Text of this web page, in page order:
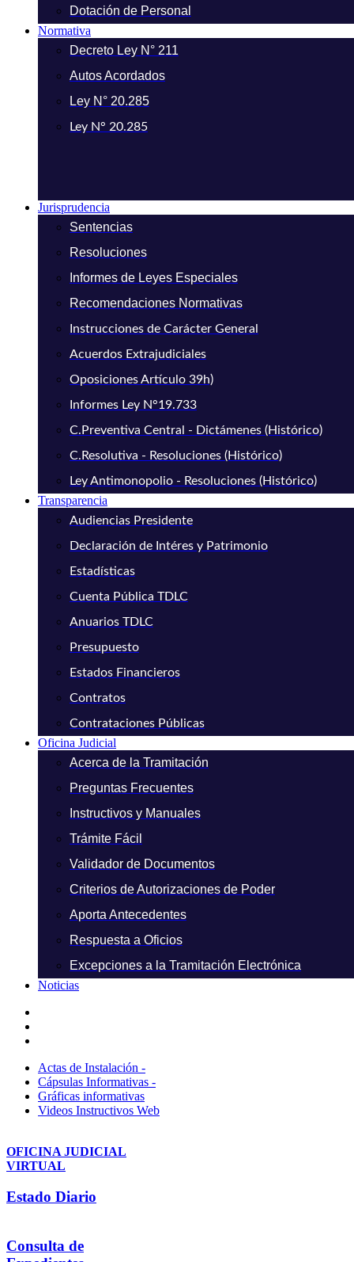
Dotación de Personal
Normativa
Decreto Ley N° 211
Autos Acordados
Ley N° 20.285
Ley N° 20.285
Jurisprudencia
Sentencias
Resoluciones
Informes de Leyes Especiales
Recomendaciones Normativas
Instrucciones de Carácter General
Acuerdos Extrajudiciales
Oposiciones Artículo 39h)
Informes Ley N°19.733
C.Preventiva Central - Dictámenes (Histórico)
C.Resolutiva - Resoluciones (Histórico)
Ley Antimonopolio - Resoluciones (Histórico)
Transparencia
Audiencias Presidente
Declaración de Intéres y Patrimonio
Estadísticas
Cuenta Pública TDLC
Anuarios TDLC
Presupuesto
Estados Financieros
Contratos
Contrataciones Públicas
Oficina Judicial
Acerca de la Tramitación
Preguntas Frecuentes
Instructivos y Manuales
Trámite Fácil
Validador de Documentos
Criterios de Autorizaciones de Poder
Aporta Antecedentes
Respuesta a Oficios
Excepciones a la Tramitación Electrónica
Noticias
Actas de Instalación -
Cápsulas Informativas -
Gráficas informativas
Videos Instructivos Web
OFICINA JUDICIAL
VIRTUAL
Estado Diario
Consulta de